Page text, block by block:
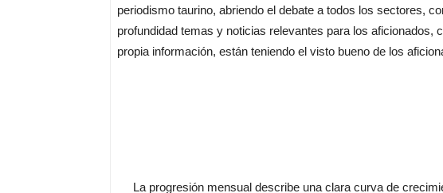
periodismo taurino, abriendo el debate a todos los sectores,
profundidad temas y noticias relevantes para los aficionados,
propia información, están teniendo el visto bueno de los
La progresión mensual describe una clara curva de